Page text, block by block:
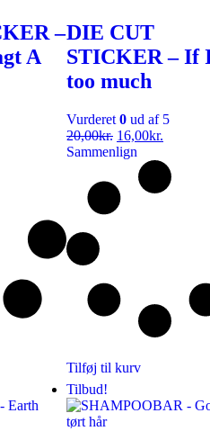
–
A
DIE CUT
STICKER – If
too much
Vurderet 0 ud af 5
20,00kr. 16,00kr.
Sammenlign
Tilføj til kurv
Tilbud!